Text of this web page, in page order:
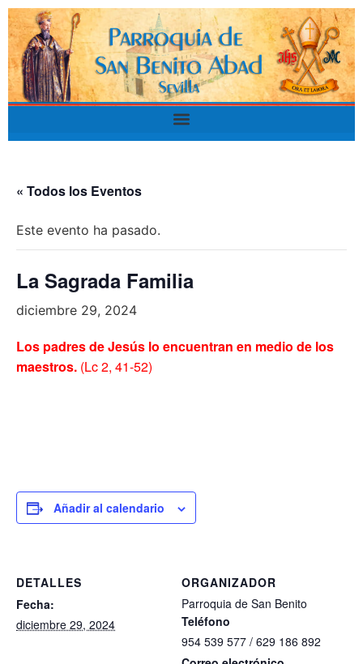
« Todos los Eventos
Este evento ha pasado.
La Sagrada Familia
diciembre 29, 2024
Los padres de Jesús lo encuentran en medio de los
maestros. (Lc 2, 41-52)
Añadir al calendario
DETALLES
Fecha:
diciembre 29, 2024
ORGANIZADOR
Parroquia de San Benito
Teléfono
954 539 577 / 629 186 892